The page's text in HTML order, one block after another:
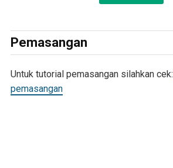
Pemasangan
Untuk tutorial pemasangan silahkan cek:
pemasangan